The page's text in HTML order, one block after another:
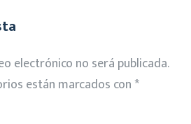
electrónico no será publicada.
están marcados con *